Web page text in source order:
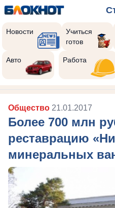
Новости
Учиться
готов
Авто Работа
Общество 21.01.2017
Более 700 млн
реставрацию
минеральных